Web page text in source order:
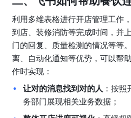
利用多维表格进行开店管理工作
到店、装修消防等完成时间，并
门的回复、质量检测的情况等等
离、自动化通知等优势，可以帮
作时实现：
让对的消息找到对的人 ：按
务部门展现相关业务数据；